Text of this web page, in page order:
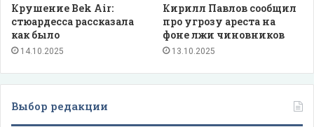
Крушение Bek Air:
стюардесса рассказала
как было
14.10.2025
Кирилл Павлов сообщил
про угрозу ареста на
фоне лжи чиновников
13.10.2025
Выбор редакции